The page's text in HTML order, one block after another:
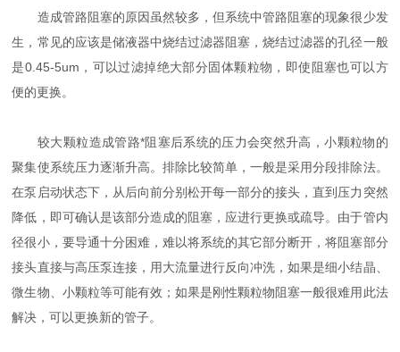
造成管路阻塞的原因虽然较多，但系统中管路阻塞的现象很少发
生，常见的应该是储液器中烧结过滤器阻塞，烧结过滤器的孔径一般
是0.45-5um，可以过滤掉绝大部分固体颗粒物，即使阻塞也可以方
便的更换。
较大颗粒造成管路*阻塞后系统的压力会突然升高，小颗粒物的
聚集使系统压力逐渐升高。排除比较简单，一般是采用分段排除法。
在泵启动状态下，从后向前分别松开每一部分的接头，直到压力突然
降低，即可确认是该部分造成的阻塞，应进行更换或疏导。由于管内
径很小，要导通十分困难，难以将系统的其它部分断开，将阻塞部分
接头直接与高压泵连接，用大流量进行反向冲洗，如果是细小结晶、
微生物、小颗粒等可能有效；如果是刚性颗粒物阻塞一般很难用此法
解决，可以更换新的管子。